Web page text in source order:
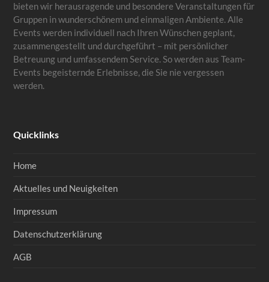
bieten wir herausragende und besondere Veranstaltungen für
Gruppen in wunderschönem und einmaligen Ambiente. Alle
Events werden individuell nach Ihren Wünschen geplant,
zusammengestellt und durchgeführt – mit persönlicher
Betreuung und umfassendem Service. So werden aus Team-
Events begeisternde Erlebnisse, die Sie nie vergessen
werden.
Quicklinks
Home
Aktuelles und Neuigkeiten
Impressum
Datenschutzerklärung
AGB